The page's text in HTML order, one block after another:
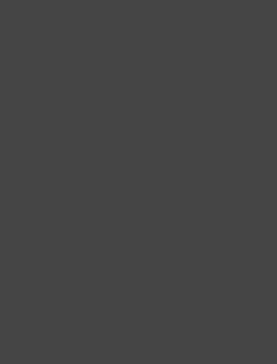
entnehmen Sie bitte
den Abschluss einer